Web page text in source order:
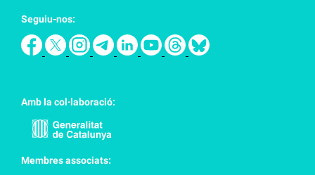
Seguiu-nos:
Amb la col·laboració:
Membres associats: